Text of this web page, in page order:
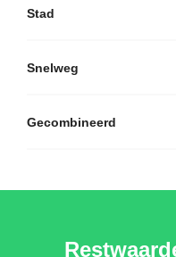
Stad
Snelweg
Gecombineerd